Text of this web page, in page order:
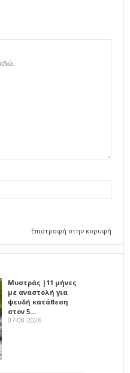
Επιστροφή στην κορυφή
Μυστράς |11 μήνες
με αναστολή για
ψευδή κατάθεση
στον 5…
07-08-2026